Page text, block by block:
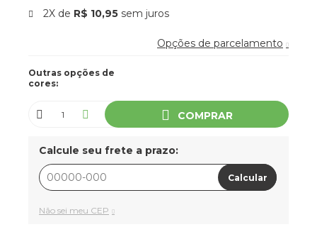
2X de R$ 10,95 sem juros
Opções de parcelamento
Outras opções de
cores:
COMPRAR
Calcule seu frete a prazo:
Não sei meu CEP
Calcular